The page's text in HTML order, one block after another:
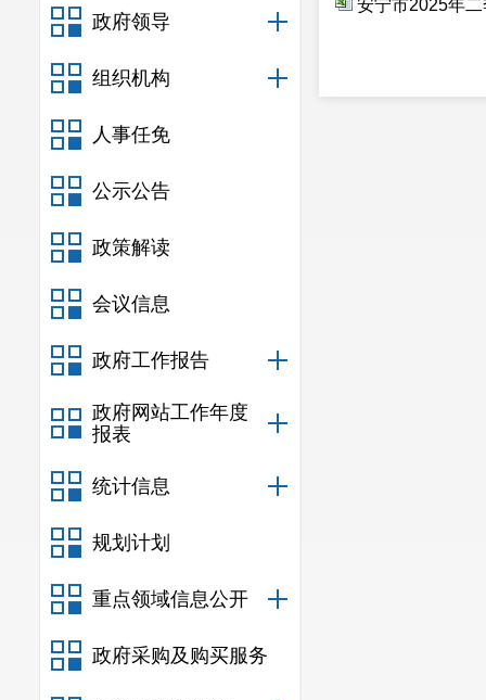
政府领导
组织机构
人事任免
公示公告
政策解读
会议信息
政府工作报告
政府网站工作年度
报表
统计信息
规划计划
重点领域信息公开
政府采购及购买服务
安宁市2025年